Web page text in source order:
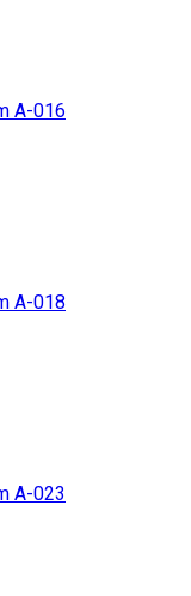
A-016
A-018
A-023